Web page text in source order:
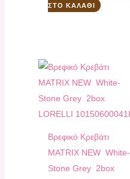
ΣΤΟ ΚΑΛΆΘΙ
Bρεφικό Κρεβάτι
ΜATRIX NEW White-
Stone Grey 2box